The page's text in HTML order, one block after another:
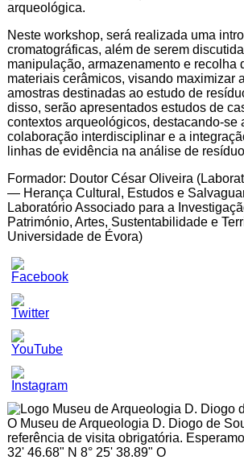
arqueológica.
Neste workshop, será realizada uma
cromatográficas, além de serem
manipulação, armazenamento e recolha
materiais cerâmicos, visando maximizar
amostras destinadas ao estudo de
disso, serão apresentados estudos de
contextos arqueológicos, destacando-se
colaboração interdisciplinar e a
linhas de evidência na análise de
Formador: Doutor César Oliveira
— Herança Cultural, Estudos e
Laboratório Associado para a
Património, Artes, Sustentabilidade e
Universidade de Évora)
Set
Youtube
Channel
ID
O Museu de Arqueologia D. Diogo de
referência de visita obrigatória.
32' 46.68" N 8° 25' 38.89" O